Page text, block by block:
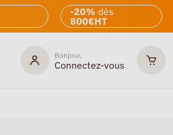
-20% dès
800€HT
Bonjour,
Connectez-vous